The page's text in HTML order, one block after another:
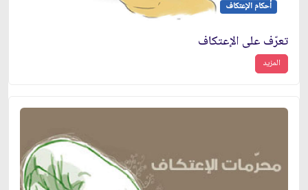
أحكام الإعتكاف
تعرّف على الإعتكاف
المزيد